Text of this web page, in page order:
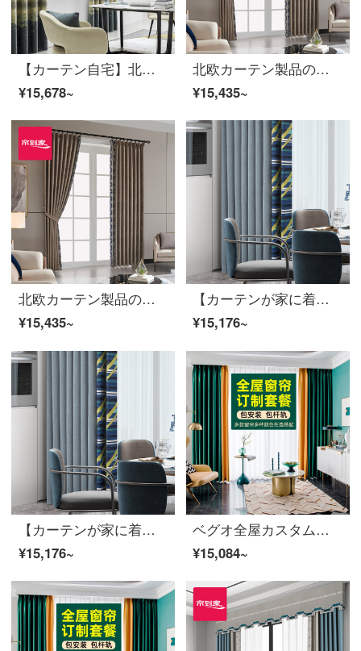
【カーテン自宅】北欧シームレスに新商品のカーテンをつなぎ、高精密カーテン製品の高遮光リビングルームで床窓LDC 20 SSA-1701 Sフック/カーテンヘッドなし(高さ2.6 m以内で変更可能)XLのカーテンセット/ダブルオープン(適用窓幅3.5-4.1 m)
¥15,678~
北欧カーテン製品のジャカードは高い遮光定型ノーベル現代ポリエステルをつないで、テーピング窓LDC 20 SSC-80 Sフックをカスタマイズします。（高さ2.6メートル以内で変えられます。）XLのカーテンセット/ダブルオープン（適用窓の幅は4.1-4.4メートルです。）
¥15,435~
北欧カーテン製品のジャカードは高い遮光定型ノーベル現代ポリエステルをつないで、テーピング窓LDC 20 SSC-80 Sフックをカスタマイズします。（高さ2.6メートル以内で変えられます。）XLのカーテンセット/ダブルオープン（適用窓の幅は4.1-4.4メートルです。）
¥15,435~
【カーテンが家に着く】現代明日のカーテン完成品の黒い糸高遮光ジャカードを簡単に予約して定型化してポリエステルリビングルームの床の窓LDC 20 SSC-79ノック/カーテンヘッドを含まない(高さ2.6メートル以内で変更可能)XLのカーテンセット/ダブルオープン(適用窓の幅は4.1-4.4メートル)
¥15,176~
【カーテンが家に着く】現代明日のカーテン完成品の黒い糸高遮光ジャカードを簡単に予約して定型化してポリエステルリビングルームの床の窓LDC 20 SSC-79ノック/カーテンヘッドを含まない(高さ2.6メートル以内で変更可能)XLのカーテンセット/ダブルオープン(適用窓の幅は4.1-4.4メートル)
¥15,176~
ベグオ全屋カスタムカーテンファブリック生の无料ドア取り付け测定绵リネン混紡カーテンファブリック生のカーテンレース全店デザインカーテンレバーカーテン2室1ホール(3窓)全店选択デザイン
¥15,084~